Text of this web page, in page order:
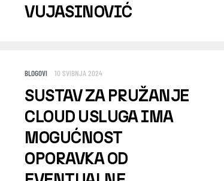
VUJASINOVIĆ
BLOGOVI10 SVIBNJA 2024
SUSTAV ZA PRUŽANJE
CLOUD USLUGA IMA
MOGUĆNOST
OPORAVKA OD